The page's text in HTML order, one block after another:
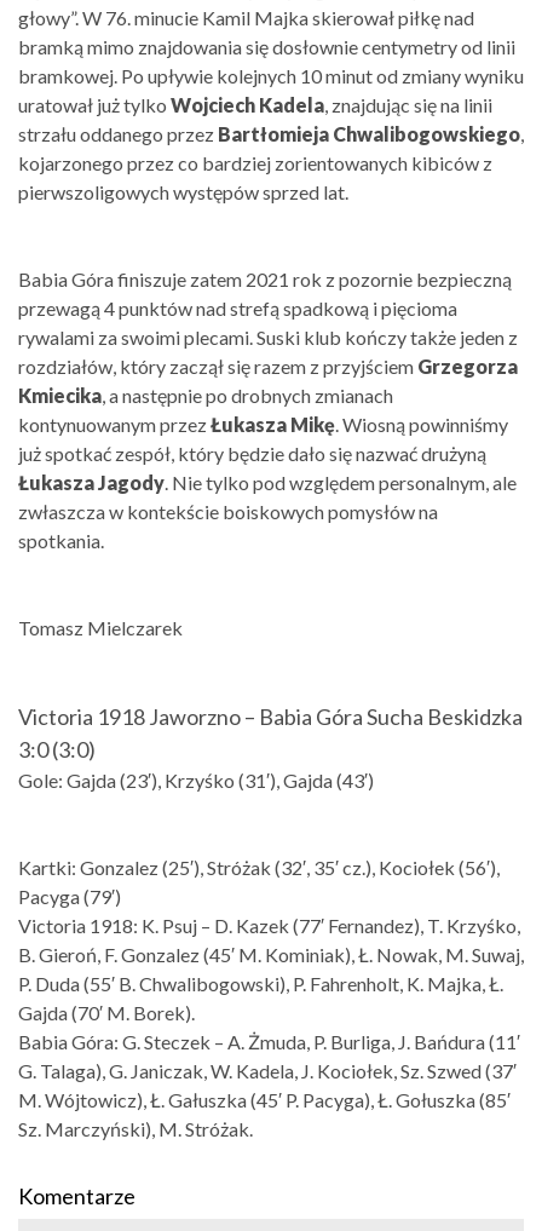
głowy”. W 76. minucie Kamil Majka skierował piłkę nad
bramką mimo znajdowania się dosłownie centymetry od linii
bramkowej. Po upływie kolejnych 10 minut od zmiany wyniku
uratował już tylko Wojciech Kadela, znajdując się na linii
strzału oddanego przez Bartłomieja Chwalibogowskiego,
kojarzonego przez co bardziej zorientowanych kibiców z
pierwszoligowych występów sprzed lat.
Babia Góra finiszuje zatem 2021 rok z pozornie bezpieczną
przewagą 4 punktów nad strefą spadkową i pięcioma
rywalami za swoimi plecami. Suski klub kończy także jeden z
rozdziałów, który zaczął się razem z przyjściem Grzegorza
Kmiecika, a następnie po drobnych zmianach
kontynuowanym przezŁukasza Mikę. Wiosną powinniśmy
już spotkać zespół, który będzie dało się nazwać drużyną
Łukasza Jagody. Nie tylko pod względem personalnym, ale
zwłaszcza w kontekście boiskowych pomysłów na
spotkania.
Tomasz Mielczarek
Victoria 1918 Jaworzno – Babia Góra Sucha Beskidzka
3:0 (3:0)
Gole: Gajda (23′), Krzyśko (31′), Gajda (43′)
Kartki: Gonzalez (25′), Stróżak (32′, 35′ cz.), Kociołek (56′),
Pacyga (79′)
Victoria 1918: K. Psuj – D. Kazek (77′ Fernandez), T. Krzyśko,
B. Gieroń, F. Gonzalez (45′ M. Kominiak), Ł. Nowak, M. Suwaj,
P. Duda (55′ B. Chwalibogowski), P. Fahrenholt, K. Majka, Ł.
Gajda (70′ M. Borek).
Babia Góra: G. Steczek – A. Żmuda, P. Burliga, J. Bańdura (11′
G. Talaga), G. Janiczak, W. Kadela, J. Kociołek, Sz. Szwed (37′
M. Wójtowicz), Ł. Gałuszka (45′ P. Pacyga), Ł. Gołuszka (85′
Sz. Marczyński), M. Stróżak.
Komentarze